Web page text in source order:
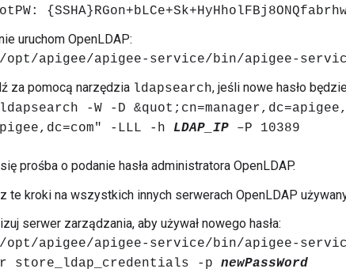
uruchom OpenLDAP:
apigee/apigee-service/bin/apigee-
za pomocą narzędzia ldapsearch, jeśli nowe hasło
-W -D
-LLL -h LDAP_IP –P 10389
prośba o podanie hasła administratora OpenLDAP.
te kroki na wszystkich innych serwerach OpenLDAP
serwer zarządzania, aby używał nowego hasła:
apigee/apigee-service/bin/apigee-service
store_ldap_credentials -p newPassWord